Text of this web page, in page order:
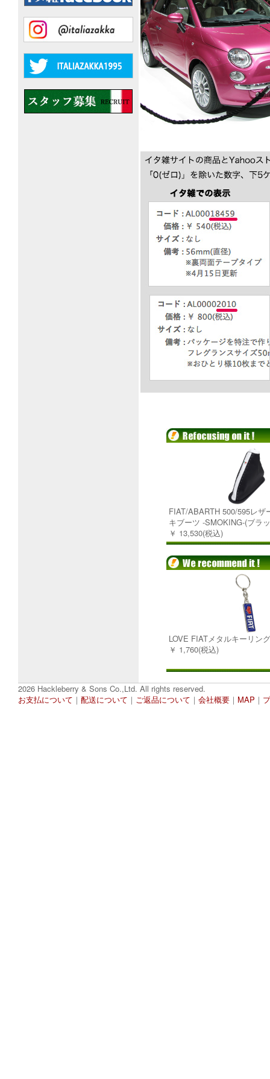
FIAT/ABARTH 500/595レザ
キブーツ -SMOKING-(ブラ
￥ 13,530(税込)
LOVE FIATメタルキーリン
￥ 1,760(税込)
2026 Hackleberry & Sons Co.,Ltd. All rights reserved.
お支払について ｜ 配送について ｜ ご返品について ｜ 会社概要 ｜ MAP ｜